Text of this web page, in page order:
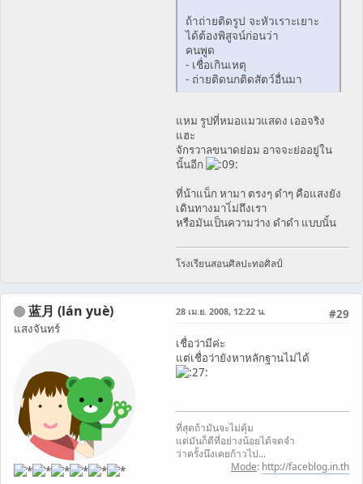
ถ้าถ่ายติดรูป จะหัวเราะเยาะ
ได้ต้องพิสูจน์ก่อนว่า
คนพูด
- เชื่อเกินเหตุ
- ถ่ายติดนกติดสัตว์อื่นมา
แหม รูปที่หมอแมวแสดง เออจริง
แฮะ
จักรวาลขนาดย่อม อาจจะย่ออยู่ใน
นั้นอีก
ที่น้าแน็ก หามา ตรงๆ ดำๆ คือแสงยัง
เดินทางมาไ่ม่ถึงเรา
หรือมันเป็นความว่าง ดำดำ แบบนั้น
โรงเรียนสอนศิลปะทอศิลป์
蓝月 (lán yuè)
แสงจันทร์
#29
28 เม.ย. 2008, 12:22 น.
เชื่อว่ามีค่ะ
แต่เชื่อว่ายังหาหลักฐานไม่ได้
ที่สุดถ้ามันจะไม่คุ้ม
แต่มันก็ดีที่อย่างน้อยได้จดจำ
ว่าครั้งนึงเคยก้าวไป...
Mode: http://faceblog.in.th